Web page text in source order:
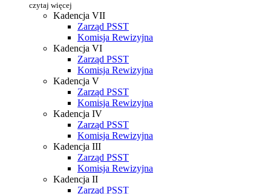
czytaj więcej
Kadencja VII
Zarząd PSST
Komisja Rewizyjna
Kadencja VI
Zarząd PSST
Komisja Rewizyjna
Kadencja V
Zarząd PSST
Komisja Rewizyjna
Kadencja IV
Zarząd PSST
Komisja Rewizyjna
Kadencja III
Zarząd PSST
Komisja Rewizyjna
Kadencja II
Zarząd PSST